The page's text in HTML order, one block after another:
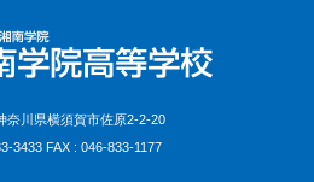
奈川県横須賀市佐原2-2-20
3433 FAX : 046-833-1177